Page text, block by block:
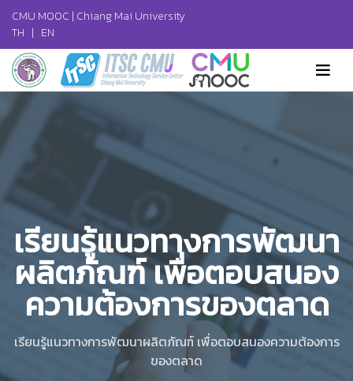
CMU MOOC | Chiang Mai University
TH | EN
เรียนรู้แนวทางการพัฒนา
ผลิตภัณฑ์ เพื่อตอบสนอง
ความต้องการของตลาด
เรียนรู้แนวทางการพัฒนาผลิตภัณฑ์ เพื่อตอบสนองความต้องการ
ของตลาด